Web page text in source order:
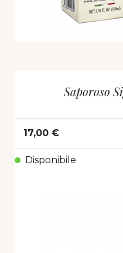
Saporoso
17,00 €
Disponibile